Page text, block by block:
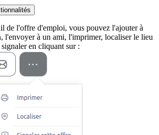
de l'offre d'emploi, vous pouvez l'ajouter à
l'envoyer à un ami, l'imprimer, localiser le lieu
en cliquant sur :